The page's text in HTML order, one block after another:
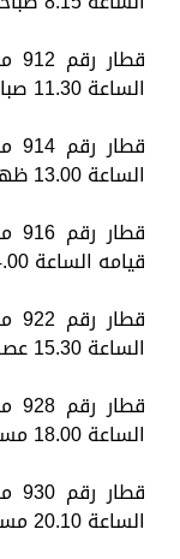
الساعة 11.30 صباحا.
الساعة 13.00 ظهرا.
قيامه الساعة 14.00 ظهرا.
الساعة 15.30 عصرا.
الساعة 18.00 مساء.
الساعة 20.10 مساء.